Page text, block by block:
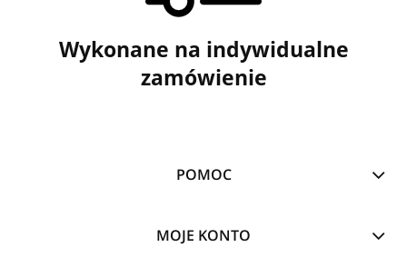
Wykonane na indywidualne
zamówienie
POMOC
MOJE KONTO